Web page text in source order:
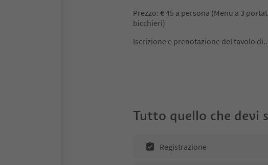
Prezzo: € 45 a persona (Menu a 3
bicchieri)
Iscrizione e prenotazione del tavolo di
Tutto quello che devi
Registrazione